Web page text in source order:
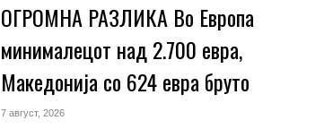
ОГРОМНА РАЗЛИКА Во Европа
минималецот над 2.700 евра,
Македонија со 624 евра бруто
7 август, 2026